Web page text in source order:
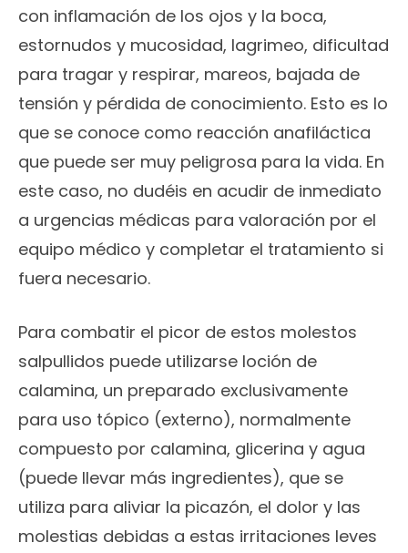
con inflamación de los ojos y la boca,
estornudos y mucosidad, lagrimeo, dificultad
para tragar y respirar, mareos, bajada de
tensión y pérdida de conocimiento. Esto es lo
que se conoce como reacción anafiláctica
que puede ser muy peligrosa para la vida. En
este caso, no dudéis en acudir de inmediato
a urgencias médicas para valoración por el
equipo médico y completar el tratamiento si
fuera necesario.
Para combatir el picor de estos molestos
salpullidos puede utilizarse loción de
calamina, un preparado exclusivamente
para uso tópico (externo), normalmente
compuesto por calamina, glicerina y agua
(puede llevar más ingredientes), que se
utiliza para aliviar la picazón, el dolor y las
molestias debidas a estas irritaciones leves